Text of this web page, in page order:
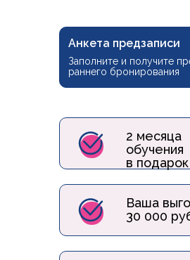
Заполните и получите
раннего бронирования
Анкета предзаписи
Ваша
30 000
2 месяца
обучения
в подарок